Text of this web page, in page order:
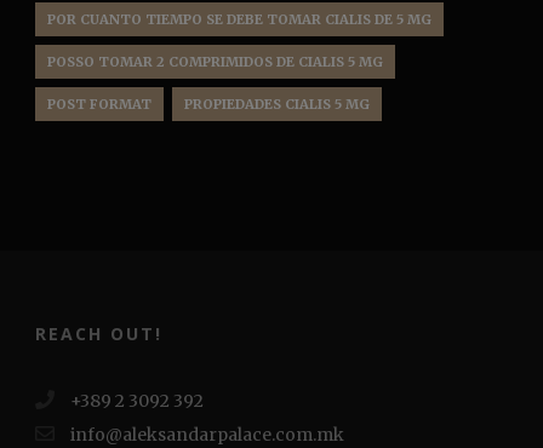
POR CUANTO TIEMPO SE DEBE TOMAR CIALIS DE 5 MG
POSSO TOMAR 2 COMPRIMIDOS DE CIALIS 5 MG
POST FORMAT PROPIEDADES CIALIS 5 MG
REACH OUT!
+389 2 3092 392
info@aleksandarpalace.com.mk